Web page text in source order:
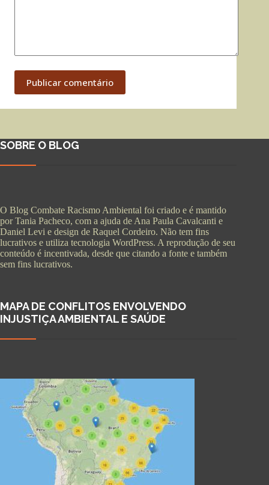
Publicar comentário
SOBRE O BLOG
O Blog Combate Racismo Ambiental foi criado e é mantido
por Tania Pacheco, com a ajuda de Ana Paula Cavalcanti e
Daniel Levi e design de Raquel Cordeiro. Não tem fins
lucrativos e utiliza tecnologia WordPress. A reprodução de seu
conteúdo é incentivada, desde que citando a fonte e também
sem fins lucrativos.
MAPA DE CONFLITOS ENVOLVENDO
INJUSTIÇA AMBIENTAL E SAÚDE